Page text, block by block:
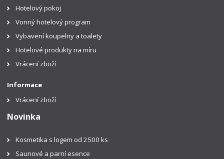
Hotelový pokoj
Vonný hotelový program
Vybavení koupelny a toalety
Hotelové produkty na míru
Vrácení zboží
Informace
Vrácení zboží
Novinka
Kosmetika s logem od 2500 ks
Saunové a parní esence